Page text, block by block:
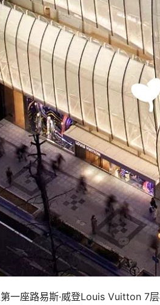
一座路易斯·威登Louis Vuitton 7